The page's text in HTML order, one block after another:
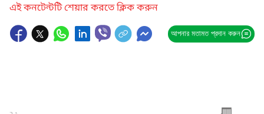
এই কনটেন্টটি শেয়ার করতে ক্লিক করুন
আপনার মতামত প্রদান করুন